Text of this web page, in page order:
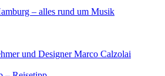
– alles rund um Musik
und Designer Marco Calzolai